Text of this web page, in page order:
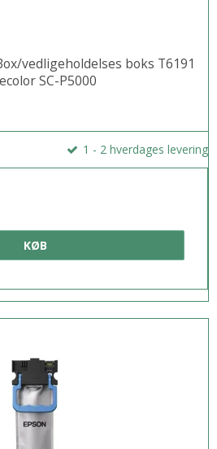
vedligeholdelses boks T6191
SC-P5000
1 - 2 hverdages levering
KØB